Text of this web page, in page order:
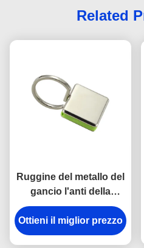
Related
Ruggine del metallo del
gancio l'anti della
catena chiave della
rottura in lega di zinco
del supporto ha inciso
Ottieni il miglior prezzo